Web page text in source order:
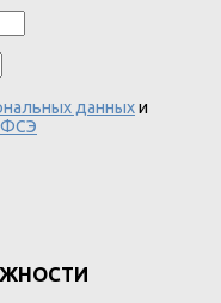
данныхи
ФСЭ